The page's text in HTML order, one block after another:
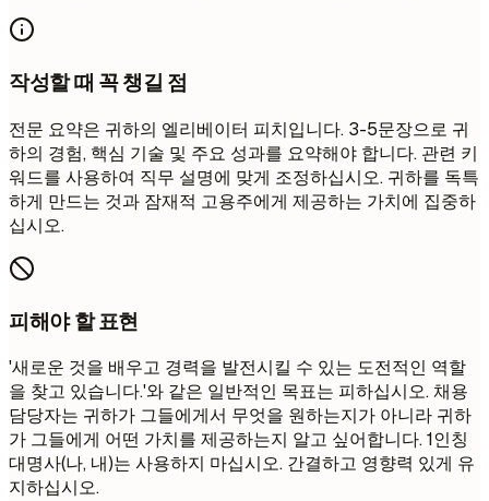
작성할 때 꼭 챙길 점
전문 요약은 귀하의 엘리베이터 피치입니다. 3-5문장으로 귀
하의 경험, 핵심 기술 및 주요 성과를 요약해야 합니다. 관련 키
워드를 사용하여 직무 설명에 맞게 조정하십시오. 귀하를 독특
하게 만드는 것과 잠재적 고용주에게 제공하는 가치에 집중하
십시오.
피해야 할 표현
'새로운 것을 배우고 경력을 발전시킬 수 있는 도전적인 역할
을 찾고 있습니다.'와 같은 일반적인 목표는 피하십시오. 채용
담당자는 귀하가 그들에게서 무엇을 원하는지가 아니라 귀하
가 그들에게 어떤 가치를 제공하는지 알고 싶어합니다. 1인칭
대명사(나, 내)는 사용하지 마십시오. 간결하고 영향력 있게 유
지하십시오.